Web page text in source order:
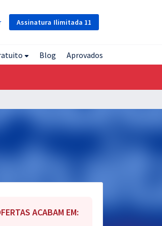
Assinatura Ilimitada 11
Blog Aprovados
ACABAM EM: